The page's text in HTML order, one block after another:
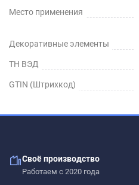
Место применения
Декоративные элементы
ТН ВЭД
GTIN (Штрихкод)
Своё производство
Работаем с 2020 года